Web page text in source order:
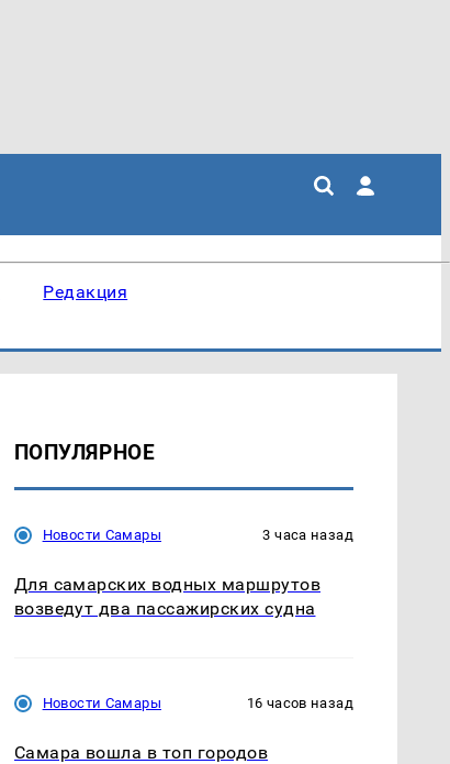
Редакция
ПОПУЛЯРНОЕ
Новости Самары 3 часа назад
Для самарских водных маршрутов
возведут два пассажирских судна
Новости Самары 16 часов назад
Самара вошла в топ городов